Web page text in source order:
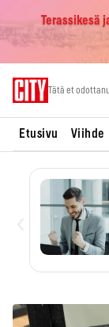
Terassikesä
Tätä et
Etusivu Viihde